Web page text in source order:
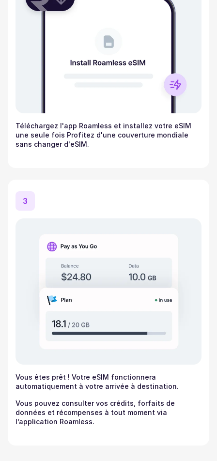
Téléchargez l'app Roamless et installez votre eSIM
une seule fois Profitez d'une couverture mondiale
sans changer d'eSIM.
3
Vous êtes prêt ! Votre eSIM fonctionnera
automatiquement à votre arrivée à destination.
Vous pouvez consulter vos crédits, forfaits de
données et récompenses à tout moment via
l’application Roamless.